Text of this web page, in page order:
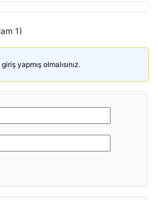
1)
yapmış olmalısınız.